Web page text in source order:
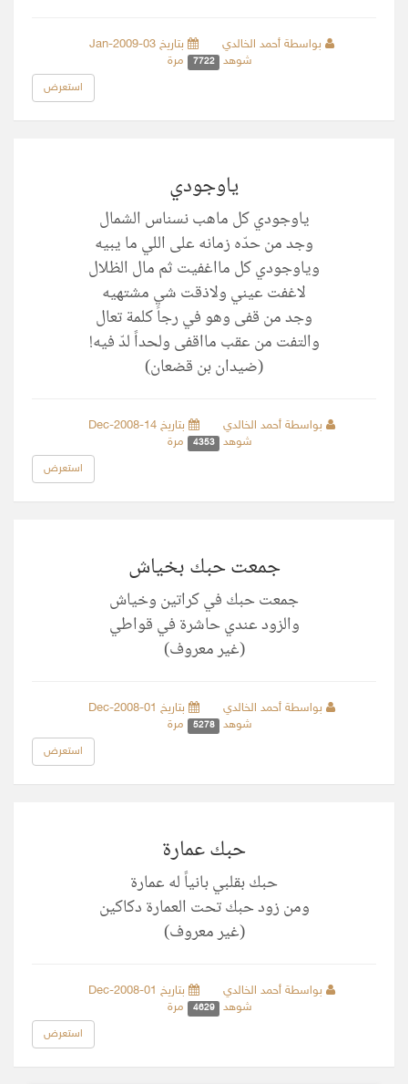
بواسطة أحمد الخالدي
بتاريخ 03-Jan-2009
شوهد
7722 مرة
استعرض
ياوجودي
ياوجودي كل ماهب نسناس الشمال
وجد من حدّه زمانه على اللي ما يبيه
وياوجودي كل مااغفيت ثم مال الظلال
لاغفت عيني ولاذقت شيٍ مشتهيه
وجد من قفى وهو في رجا كلمة تعال
والتفت من عقب مااقفى ولحداً لدّ فيه!
(ضيدان بن قضعان)
بواسطة أحمد الخالدي
بتاريخ 14-Dec-2008
شوهد
4353 مرة
استعرض
جمعت حبك بخياش
جمعت حبك في كراتين وخياش
والزود عندي حاشرة في قواطي
(غير معروف)
بواسطة أحمد الخالدي
بتاريخ 01-Dec-2008
شوهد
5278 مرة
استعرض
حبك عمارة
حبك بقلبي بانياً له عمارة
ومن زود حبك تحت العمارة دكاكين
(غير معروف)
بواسطة أحمد الخالدي
بتاريخ 01-Dec-2008
شوهد
4629 مرة
استعرض